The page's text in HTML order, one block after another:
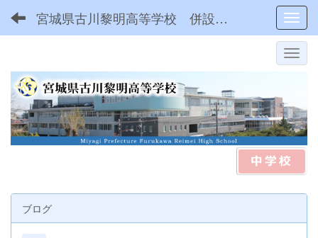
宮城県古川黎明高等学校 併設型中高一貫
ブログ